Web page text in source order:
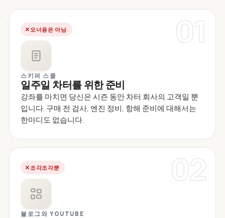
01
오너용은 아님
스키퍼 스쿨
일주일 차터를 위한 준비
강좌를 마치면 당신은 시즌 동안 차터 회사의 고객일 뿐
입니다. 구매 전 검사, 엔진 정비, 항해 준비에 대해서는
한마디도 없습니다.
02
조각조각뿐
블로그와 YOUTUBE